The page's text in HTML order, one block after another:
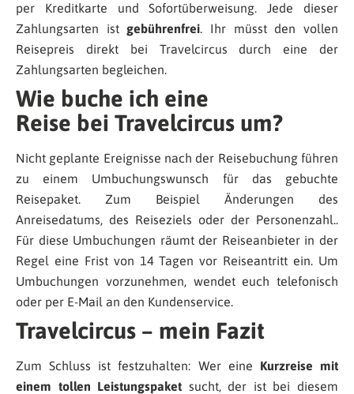
per Kreditkarte und Sofortüberweisung. Jede dieser
Zahlungsarten istgebührenfrei. Ihr müsst den vollen
Reisepreis direkt bei Travelcircus durch eine der
Zahlungsarten begleichen.
Wie buche ich eine
Reise bei Travelcircus um?
Nicht geplante Ereignisse nach der Reisebuchung führen
zu einem Umbuchungswunsch für das gebuchte
Reisepaket. Zum Beispiel Änderungen des
Anreisedatums, des Reiseziels oder der Personenzahl..
Für diese Umbuchungen räumt der Reiseanbieter in der
Regel eine Frist von 14 Tagen vor Reiseantritt ein. Um
Umbuchungen vorzunehmen, wendet euch telefonisch
oder per E-Mail an den Kundenservice.
Travelcircus – mein Fazit
Zum Schluss ist festzuhalten: Wer eine Kurzreise mit
einem tollen Leistungspaket sucht, der ist bei diesem